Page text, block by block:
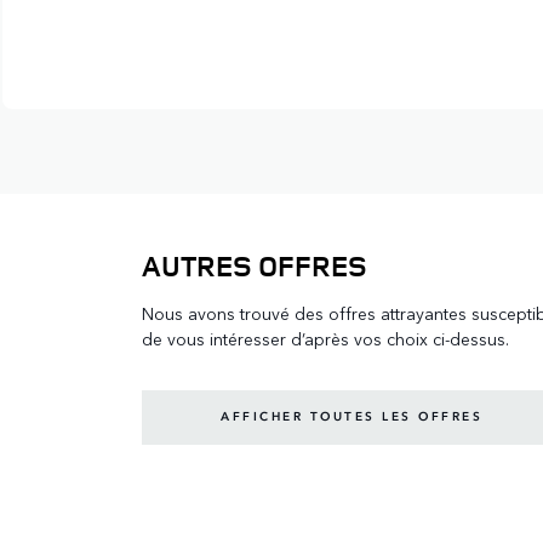
AUTRES OFFRES
Nous avons trouvé des offres attrayantes
de vous intéresser d’après vos choix ci-dessus.
AFFICHER TOUTES LES OFFRES